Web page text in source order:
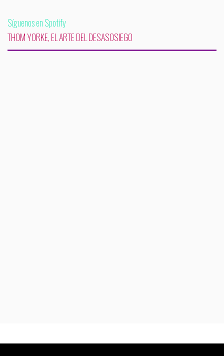
Síguenos en Spotify
THOM YORKE, EL ARTE DEL DESASOSIEGO